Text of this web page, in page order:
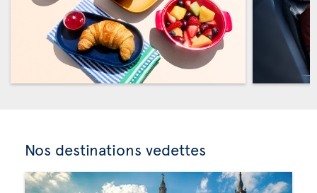
Nos destinations vedettes